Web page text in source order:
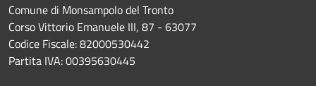
Comune di Monsampolo del Tronto
Corso Vittorio Emanuele III, 87 - 63077
Codice Fiscale: 82000530442
Partita IVA: 00395630445